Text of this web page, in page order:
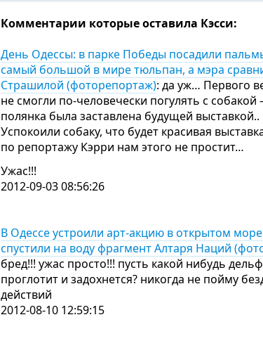
Комментарии которые оставила Кэсси:
День Одессы: в парке Победы посадили
самый большой в мире тюльпан, а мэра
Страшилой (фоторепортаж): да уж… Первого
не смогли по-человечески погулять с
полянка была заставлена будущей выставкой..
Успокоили собаку, что будет красивая
по репортажу Кэрри нам этого не простит…
Ужас!!!
2012-09-03 08:56:26
В Одессе устроили арт-акцию в открытом
спустили на воду фрагмент Алтаря Наций
бред!!! ужас просто!!! пусть какой нибудь
проглотит и задохнется? никогда не пойму
действий
2012-08-10 12:59:15